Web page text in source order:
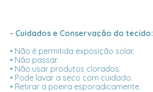
- Cuidados e Conservação do tecido:
• Não é permitida exposição solar.
• Não passar.
• Não usar produtos clorados.
• Pode lavar a seco com cuidado.
• Retirar a poeira esporadicamente.